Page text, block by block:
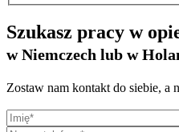
Szukasz pracy w
w Niemczech lub w
Zostaw nam kontakt do siebie, a